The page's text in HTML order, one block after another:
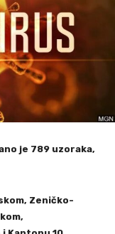
je 789 uzoraka,
Zeničko-